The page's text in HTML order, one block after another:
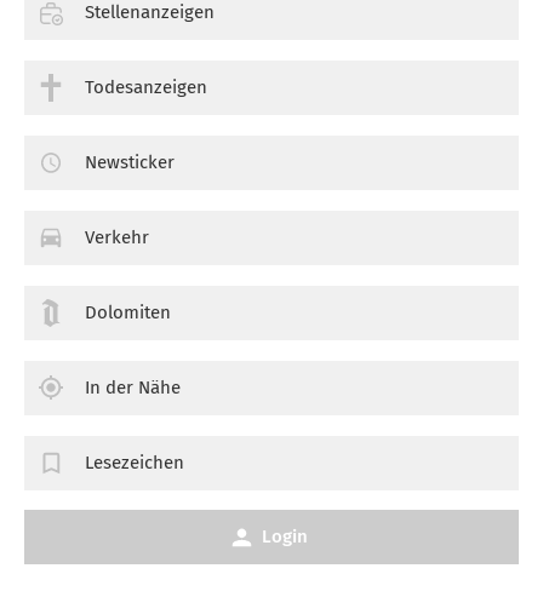
Stellenanzeigen
Todesanzeigen
Newsticker
Verkehr
Dolomiten
In der Nähe
Lesezeichen
Login